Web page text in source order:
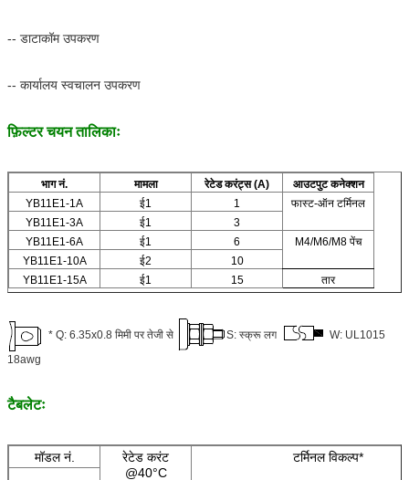
-- डाटाकॉम उपकरण
-- कार्यालय स्वचालन उपकरण
फ़िल्टर चयन तालिकाः
भाग नं. मामला रेटेड करंट्स (A)
आउटपुट कनेक्शन
YB11E1-1A
ई1 1
फास्ट-ऑन टर्मिनल
YB11E1-3A
ई1
3
YB11E1-6A
ई1 6
M4/M6/M8 पेंच
YB11E1-10A
ई2
10
YB11E1-15A
ई1 15 तार
* Q: 6.35x0.8 मिमी पर तेजी से S: स्क्रू लग
W: UL1015
18awg
टैबलेटः
मॉडल नं.
रेटेड करंट
@40°C
टर्मिनल विकल्प*